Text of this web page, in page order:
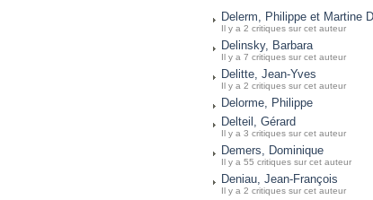
Delerm, Philippe et Martine
Il y a 2 critiques sur cet auteur
Delinsky, Barbara
Il y a 7 critiques sur cet auteur
Delitte, Jean-Yves
Il y a 2 critiques sur cet auteur
Delorme, Philippe
Delteil, Gérard
Il y a 3 critiques sur cet auteur
Demers, Dominique
Il y a 55 critiques sur cet auteur
Deniau, Jean-François
Il y a 2 critiques sur cet auteur